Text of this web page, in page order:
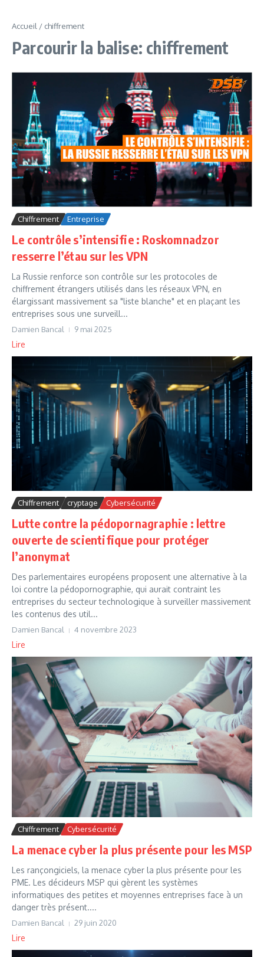
Accueil / chiffrement
Parcourir la balise: chiffrement
Chiffrement Entreprise
Le contrôle s’intensifie : Roskomnadzor
resserre l’étau sur les VPN
La Russie renforce son contrôle sur les protocoles de
chiffrement étrangers utilisés dans les réseaux VPN, en
élargissant massivement sa "liste blanche" et en plaçant les
entreprises sous une surveill...
Damien Bancal 9 mai 2025
Lire
Chiffrement cryptage Cybersécurité
Lutte contre la pédopornagraphie : lettre
ouverte de scientifique pour protéger
l’anonymat
Des parlementaires européens proposent une alternative à la
loi contre la pédopornographie, qui aurait contraint les
entreprises du secteur technologique à surveiller massivement
les contenus des util...
Damien Bancal 4 novembre 2023
Lire
Chiffrement Cybersécurité
La menace cyber la plus présente pour les MSP
Les rançongiciels, la menace cyber la plus présente pour les
PME. Les décideurs MSP qui gèrent les systèmes
informatiques des petites et moyennes entreprises face à un
danger très présent....
Damien Bancal 29 juin 2020
Lire